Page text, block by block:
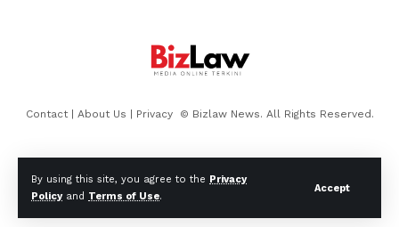
By using this site, you agree to the Privacy
Policyand Terms of Use.
Accept
Contact| About Us | Privacy © Bizlaw News. All Rights Reserved.